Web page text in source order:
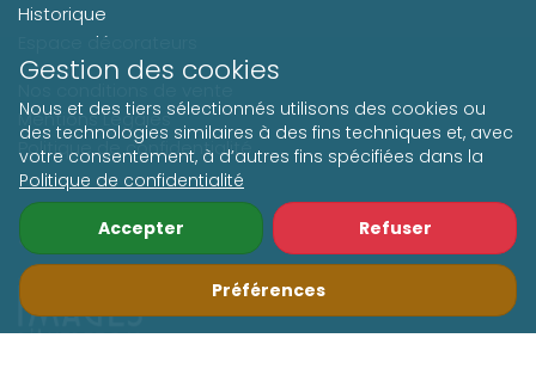
Gestion des cookies
Nous et des tiers sélectionnés utilisons des cookies ou
des technologies similaires à des fins techniques et, avec
votre consentement, à d’autres fins spécifiées dans la
Politique de confidentialité
Accepter
Refuser
Préférences
Historique
Espace décorateurs
Mentions Légales
Politique de confidentialité
Suivez-nous